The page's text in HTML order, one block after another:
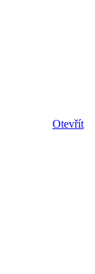
Otevřít